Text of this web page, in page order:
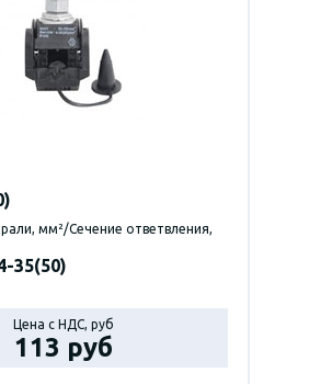
мм²/Сечение ответвления,
35(50)
Цена с НДС, руб
113 руб